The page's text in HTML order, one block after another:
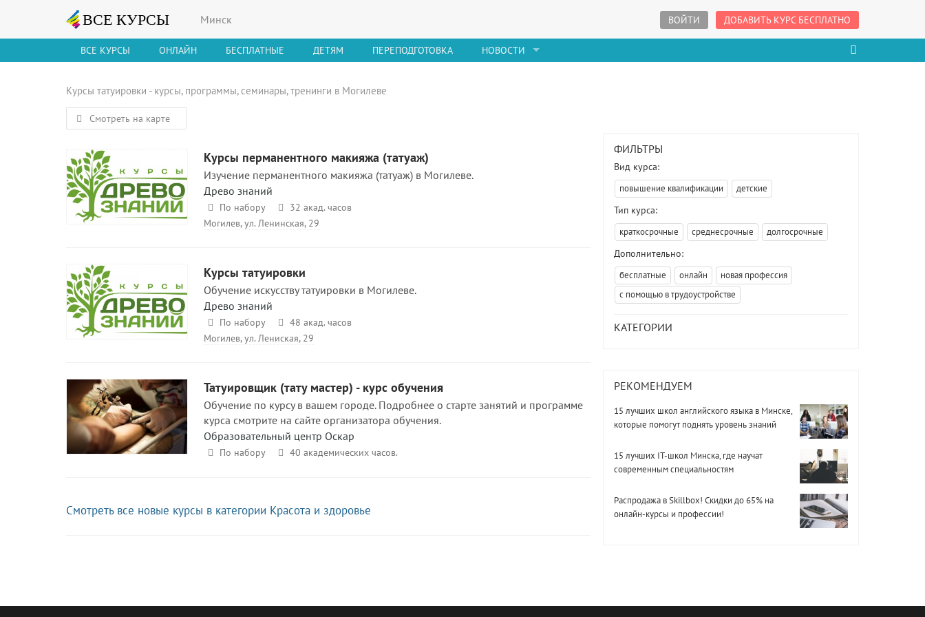
Минск ВОЙТИ ДОБАВИТЬ КУРС БЕСПЛАТНО
ВСЕ КУРСЫ ОНЛАЙН БЕСПЛАТНЫЕ ДЕТЯМ ПЕРЕПОДГОТОВКА НОВОСТИ
Курсы татуировки - курсы, программы, семинары, тренинги в Могилеве
Смотреть на карте
Курсы перманентного макияжа (татуаж)
Изучение перманентного макияжа (татуаж) в Могилеве.
Древо знаний
По набору
32 акад. часов
Могилев, ул. Ленинская, 29
Курсы татуировки
Обучение искусству татуировки в Могилеве.
Древо знаний
По набору
48 акад. часов
Могилев, ул. Лениская, 29
Татуировщик (тату мастер) - курс обучения
Обучение по курсу в вашем городе. Подробнее о старте занятий и программе
курса смотрите на сайте организатора обучения.
Образовательный центр Оскар
По набору 40 академических часов.
Смотреть все новые курсы в категории Красота и здоровье
ФИЛЬТРЫ
Вид курса:
повышение квалификации детские
Тип курса:
краткосрочные среднесрочные долгосрочные
Дополнительно:
бесплатные онлайн
новая профессия
с помощью в трудоустройстве
КАТЕГОРИИ
РЕКОМЕНДУЕМ
15 лучших школ английского языка в Минске,
которые помогут поднять уровень знаний
15 лучших IT-школ Минска, где научат
современным специальностям
Распродажа в Skillbox! Скидки до 65% на
онлайн-курсы и профессии!